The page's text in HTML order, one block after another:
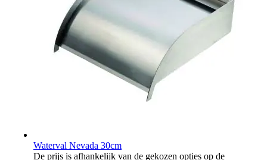
Waterval Nevada 30cm
De prijs is afhankelijk van de gekozen opties op de